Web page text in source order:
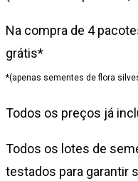
Na compra de 4
grátis*
*(apenas sementes de flora
Todos os preços já
Todos os lotes de
testados para garantir